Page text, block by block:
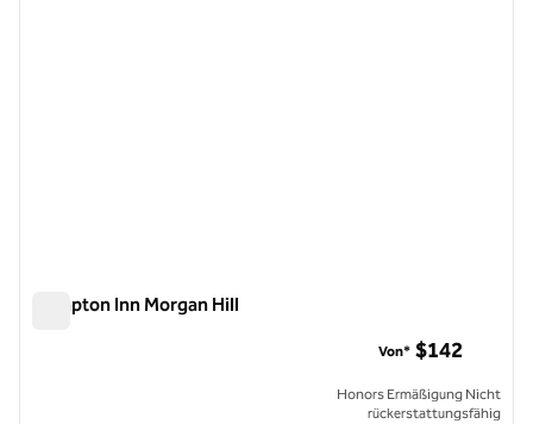
Hampton Inn Morgan Hill
Von* $142
Honors Ermäßigung Nicht
rückerstattungsfähig